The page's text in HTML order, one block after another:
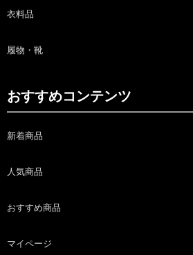
衣料品
履物・靴
おすすめコンテンツ
新着商品
人気商品
おすすめ商品
マイページ